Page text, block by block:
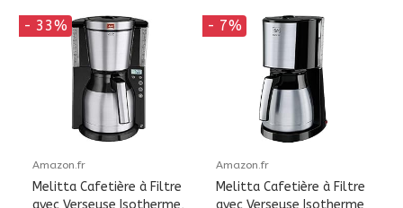
- 33%
Amazon.fr
Melitta Cafetière à Filtre
avec Verseuse Isotherme,
- 7%
Amazon.fr
Melitta Cafetière à Filtre
avec Verseuse Isotherme